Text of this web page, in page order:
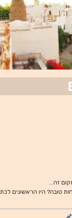
על פי בקשה.
זה...
טובה? היו הראשונים